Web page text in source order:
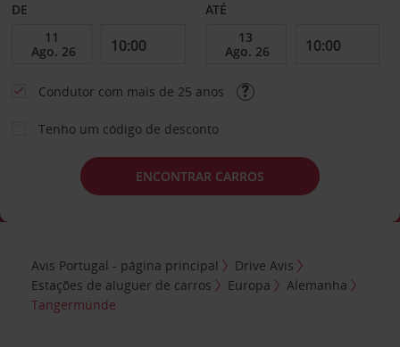
DE ATÉ
Condutor com mais de 25 anos
Tenho um código de desconto
ENCONTRAR CARROS
Avis Portugal - página principal
Drive Avis
Estações de aluguer de carros
Europa
Alemanha
Tangermünde